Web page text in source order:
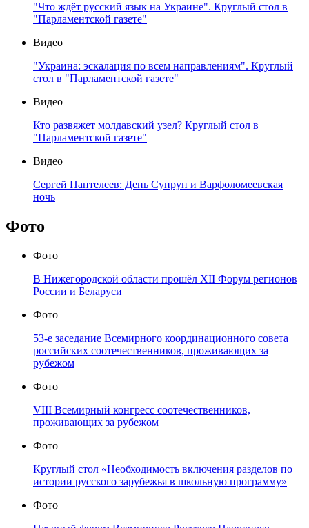
"Что ждёт русский язык на Украине". Круглый стол в
"Парламентской газете"
Видео
"Украина: эскалация по всем направлениям". Круглый
стол в "Парламентской газете"
Видео
Кто развяжет молдавский узел? Круглый стол в
"Парламентской газете"
Видео
Сергей Пантелеев: День Супрун и Варфоломеевская
ночь
Фото
Фото
В Нижегородской области прошёл XII Форум регионов
России и Беларуси
Фото
53-е заседание Всемирного координационного совета
российских соотечественников, проживающих за
рубежом
Фото
VIII Всемирный конгресс соотечественников,
проживающих за рубежом
Фото
Круглый стол «Необходимость включения разделов по
истории русского зарубежья в школьную программу»
Фото